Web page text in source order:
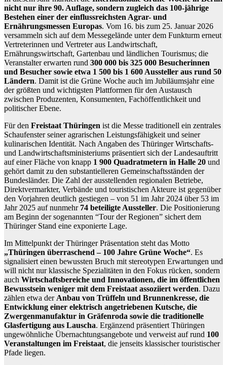
nicht nur ihre 90. Auflage, sondern zugleich das 100-jährige
Bestehen einer der einflussreichsten Agrar- und
Ernährungsmessen Europas. Vom 16. bis zum 25. Januar 2026
versammeln sich auf dem Messegelände unter dem Funkturm erneut
Vertreterinnen und Vertreter aus Landwirtschaft,
Ernährungswirtschaft, Gartenbau und ländlichen Tourismus; die
Veranstalter erwarten rund 300 000 bis 325 000 Besucherinnen
und Besucher sowie etwa 1 500 bis 1 600 Aussteller aus rund 50
Ländern. Damit ist die Grüne Woche auch im Jubiläumsjahr eine
der größten und wichtigsten Plattformen für den Austausch
zwischen Produzenten, Konsumenten, Fachöffentlichkeit und
politischer Ebene.
Für den Freistaat Thüringen ist die Messe traditionell ein zentrales
Schaufenster seiner agrarischen Leistungsfähigkeit und seiner
kulinarischen Identität. Nach Angaben des Thüringer Wirtschafts-
und Landwirtschaftsministeriums präsentiert sich der Landesauftritt
auf einer Fläche von knapp 1 900 Quadratmetern in Halle 20 und
gehört damit zu den substantielleren Gemeinschaftsständen der
Bundesländer. Die Zahl der ausstellenden regionalen Betriebe,
Direktvermarkter, Verbände und touristischen Akteure ist gegenüber
den Vorjahren deutlich gestiegen – von 51 im Jahr 2024 über 53 im
Jahr 2025 auf nunmehr 74 beteiligte Aussteller. Die Positionierung
am Beginn der sogenannten “Tour der Regionen” sichert dem
Thüringer Stand eine exponierte Lage.
Im Mittelpunkt der Thüringer Präsentation steht das Motto
„Thüringen überraschend – 100 Jahre Grüne Woche“. Es
signalisiert einen bewussten Bruch mit stereotypen Erwartungen und
will nicht nur klassische Spezialitäten in den Fokus rücken, sondern
auch Wirtschaftsbereiche und Innovationen, die im öffentlichen
Bewusstsein weniger mit dem Freistaat assoziiert werden. Dazu
zählen etwa derAnbau von Trüffeln und Brunnenkresse, die
Entwicklung einer elektrisch angetriebenen Kutsche, die
Zwergenmanufaktur in Gräfenroda sowie die traditionelle
Glasfertigung aus Lauscha. Ergänzend präsentiert Thüringen
ungewöhnliche Übernachtungsangebote und verweist auf rund 100
Veranstaltungen im Freistaat, die jenseits klassischer touristischer
Pfade liegen.